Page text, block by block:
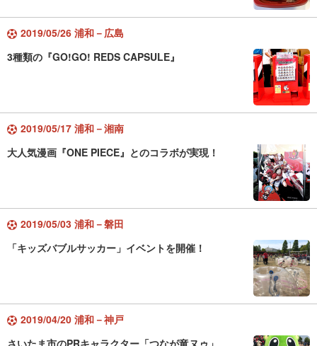
2019/05/26 浦和－広島
3種類の『GO!GO! REDS CAPSULE』
2019/05/17 浦和－湘南
大人気漫画『ONE PIECE』とのコラボが実現！
2019/05/03 浦和－磐田
「キッズバブルサッカー」イベントを開催！
2019/04/20 浦和－神戸
さいたま市のPRキャラクター「つなが竜ヌゥ」